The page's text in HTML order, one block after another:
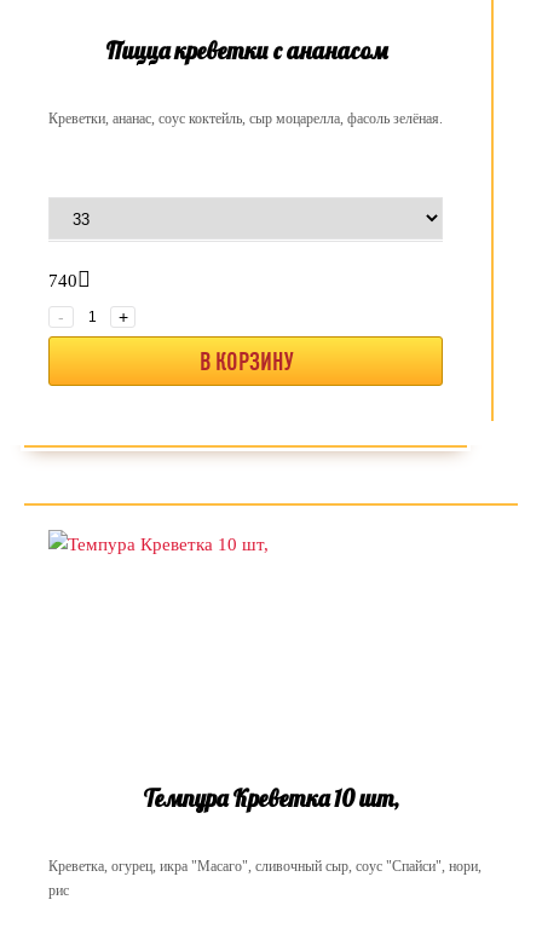
Пицца креветки с ананасом
Креветки, ананас, соус коктейль, сыр моцарелла, фасоль зелёная.
740
-
+
В КОРЗИНУ
Темпура Креветка 10 шт,
Креветка, огурец, икра "Масаго", сливочный сыр, соус "Спайси", нори,
рис